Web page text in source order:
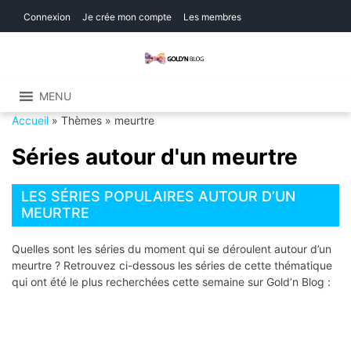
Connexion Je crée mon compte Les membres
MENU
Accueil » Thèmes » meurtre
Séries autour d'un meurtre
LES SÉRIES POPULAIRES AUTOUR D’UN
MEURTRE
Quelles sont les séries du moment qui se déroulent autour d’un
meurtre ? Retrouvez ci-dessous les séries de cette thématique
qui ont été le plus recherchées cette semaine sur Gold’n Blog :